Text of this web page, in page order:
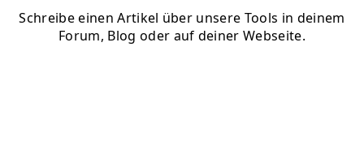
Schreibe einen Artikel über unsere Tools in deinem
Forum, Blog oder auf deiner Webseite.